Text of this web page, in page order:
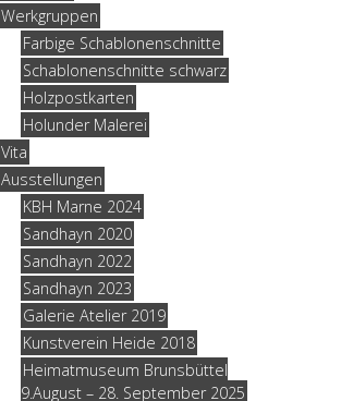
Werkgruppen
Farbige Schablonenschnitte
Schablonenschnitte schwarz
Holzpostkarten
Holunder Malerei
Vita
Ausstellungen
KBH Marne 2024
Sandhayn 2020
Sandhayn 2022
Sandhayn 2023
Galerie Atelier 2019
Kunstverein Heide 2018
Heimatmuseum Brunsbüttel
9.August – 28. September 2025